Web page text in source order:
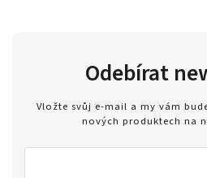
Odebírat
Vložte svůj e-mail a my vám
nových produktech na